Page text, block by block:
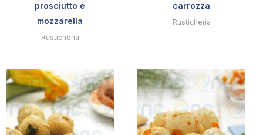
prosciutto e
mozzarella
Rusticheria
carrozza
Rusticheria